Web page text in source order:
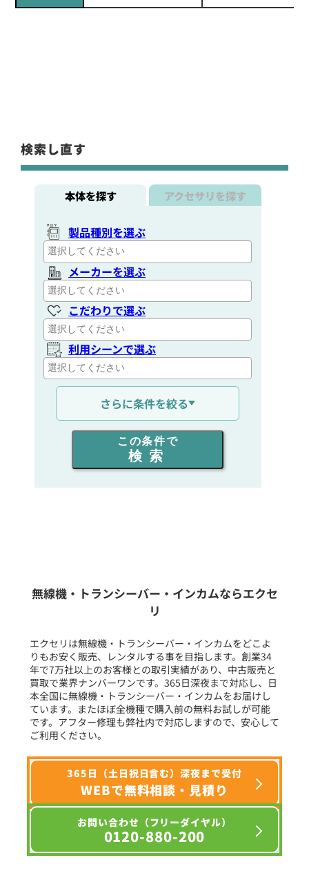
検索し直す
本体を探す アクセサリを探す
製品種別を選ぶ
メーカーを選ぶ
こだわりで選ぶ
利用シーンで選ぶ
通信距離を選ぶ
出力を選ぶ
同時通話人数を選ぶ
フリーワード入力(製品名等)
選択条件をリセット
さらに条件を絞る
この条件で
検索
無線機・トランシーバー・インカムならエクセ
リ
エクセリは無線機・トランシーバー・インカムをどこよ
りもお安く販売、レンタルする事を目指します。創業34
年で7万社以上のお客様との取引実績があり、中古販売と
買取で業界ナンバーワンです。365日深夜まで対応し、日
本全国に無線機・トランシーバー・インカムをお届けし
ています。またほぼ全機種で購入前の無料お試しが可能
です。アフター修理も弊社内で対応しますので、安心して
ご利用ください。
365日（土日祝日含む）深夜まで受付
WEBで無料相談・見積り
お問い合わせ（フリーダイヤル）
0120-880-200